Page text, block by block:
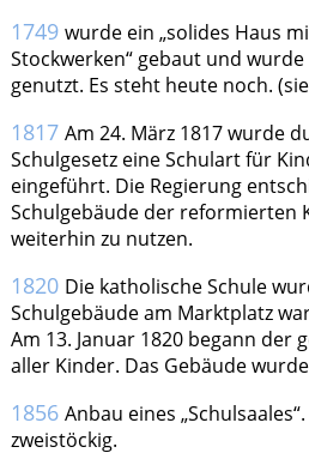
1749 wurde ein „solides Haus
Stockwerken“ gebaut und wurde
genutzt. Es steht heute noch.
1817 Am 24. März 1817 wurde
Schulgesetz eine Schulart für
eingeführt. Die Regierung
Schulgebäude der reformierten
weiterhin zu nutzen.
1820 Die katholische Schule
Schulgebäude am Marktplatz
Am 13. Januar 1820 begann der
aller Kinder. Das Gebäude
1856 Anbau eines
zweistöckig.